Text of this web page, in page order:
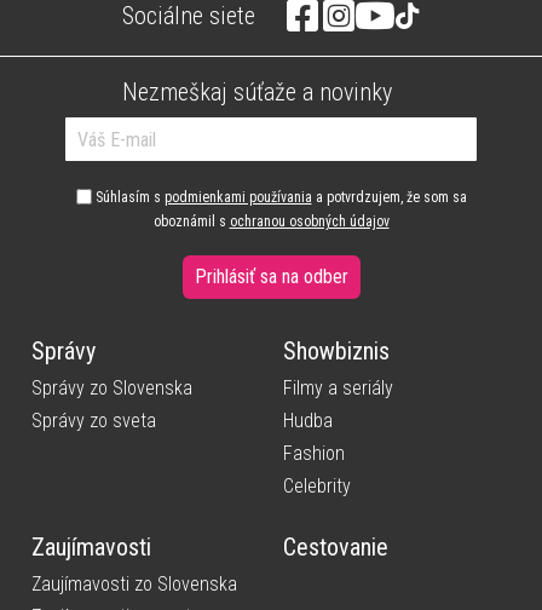
Sociálne siete
Nezmeškaj súťaže a novinky
Súhlasím s podmienkami používania a potvrdzujem, že som sa
oboznámil s ochranou osobných údajov
Prihlásiť sa na odber
Správy
Správy zo Slovenska
Správy zo sveta
Showbiznis
Filmy a seriály
Hudba
Fashion
Celebrity
Zaujímavosti
Zaujímavosti zo Slovenska
Cestovanie